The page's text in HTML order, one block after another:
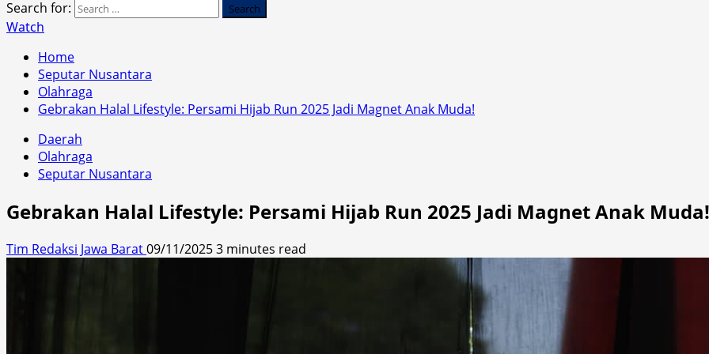
Search for:
Watch
Home
Seputar Nusantara
Olahraga
Gebrakan Halal Lifestyle: Persami Hijab Run 2025 Jadi Magnet Anak Muda!
Daerah
Olahraga
Seputar Nusantara
Gebrakan Halal Lifestyle: Persami Hijab Run 2025 Jadi Magnet Anak Muda!
Tim Redaksi Jawa Barat09/11/20253 minutes read